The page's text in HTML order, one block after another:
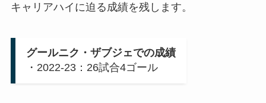
キャリアハイに迫る成績を残します。
グールニク・ザブジェでの成績
・2022-23：26試合4ゴール